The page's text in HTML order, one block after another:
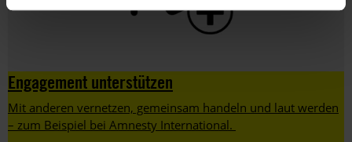
Engagement unterstützen
Mit anderen vernetzen, gemeinsam handeln und laut werden
– zum Beispiel bei Amnesty International.